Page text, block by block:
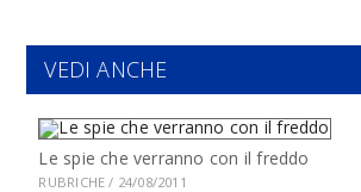
VEDI ANCHE
Le spie che verranno con il freddo
RUBRICHE / 24/08/2011